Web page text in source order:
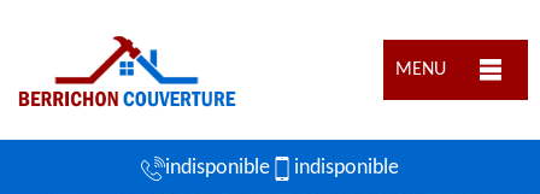
MENU
indisponible indisponible